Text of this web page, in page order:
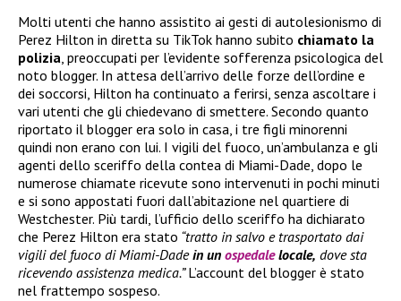
Molti utenti che hanno assistito ai gesti di autolesionismo di
Perez Hilton in diretta su TikTok hanno subito chiamato la
polizia, preoccupati per l’evidente sofferenza psicologica del
noto blogger. In attesa dell’arrivo delle forze dell’ordine e
dei soccorsi, Hilton ha continuato a ferirsi, senza ascoltare i
vari utenti che gli chiedevano di smettere. Secondo quanto
riportato il blogger era solo in casa, i tre figli minorenni
quindi non erano con lui. I vigili del fuoco, un’ambulanza e gli
agenti dello sceriffo della contea di Miami-Dade, dopo le
numerose chiamate ricevute sono intervenuti in pochi minuti
e si sono appostati fuori dall’abitazione nel quartiere di
Westchester. Più tardi, l’ufficio dello sceriffo ha dichiarato
che Perez Hilton era stato “tratto in salvo e trasportato dai
vigili del fuoco di Miami-Dadein un ospedalelocale, dove sta
ricevendo assistenza medica.”L’account del blogger è stato
nel frattempo sospeso.